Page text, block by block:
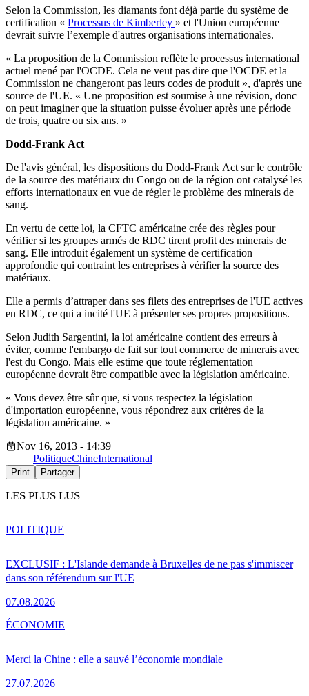
Selon la Commission, les diamants font déjà partie du système de
certification « Processus de Kimberley » et l'Union européenne
devrait suivre l’exemple d'autres organisations internationales.
« La proposition de la Commission reflète le processus international
actuel mené par l'OCDE. Cela ne veut pas dire que l'OCDE et la
Commission ne changeront pas leurs codes de produit », d'après une
source de l'UE. « Une proposition est soumise à une révision, donc
on peut imaginer que la situation puisse évoluer après une période
de trois, quatre ou six ans. »
Dodd-Frank Act
De l'avis général, les dispositions du Dodd-Frank Act sur le contrôle
de la source des matériaux du Congo ou de la région ont catalysé les
efforts internationaux en vue de régler le problème des minerais de
sang.
En vertu de cette loi, la CFTC américaine crée des règles pour
vérifier si les groupes armés de RDC tirent profit des minerais de
sang. Elle introduit également un système de certification
approfondie qui contraint les entreprises à vérifier la source des
matériaux.
Elle a permis d’attraper dans ses filets des entreprises de l'UE actives
en RDC, ce qui a incité l'UE à présenter ses propres propositions.
Selon Judith Sargentini, la loi américaine contient des erreurs à
éviter, comme l'embargo de fait sur tout commerce de minerais avec
l'est du Congo. Mais elle estime que toute réglementation
européenne devrait être compatible avec la législation américaine.
« Vous devez être sûr que, si vous respectez la législation
d'importation européenne, vous répondrez aux critères de la
législation américaine. »
Nov 16, 2013 - 14:39
PolitiqueChineInternational
Print Partager
LES PLUS LUS
EXCLUSIF : L'Islande demande à Bruxelles de ne pas s'immiscer
dans son référendum sur l'UE
07.08.2026
POLITIQUE
Merci la Chine : elle a sauvé l’économie mondiale
27.07.2026
ÉCONOMIE